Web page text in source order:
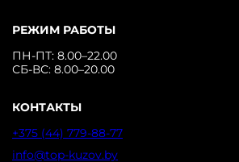
РЕЖИМ РАБОТЫ
ПН-ПТ: 8.00–22.00
СБ-ВС: 8.00–20.00
КОНТАКТЫ
+375 (44) 779-88-77
info@top-kuzov.by